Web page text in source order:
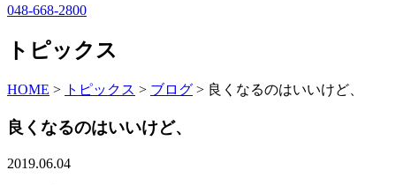
048-668-2800
トピックス
HOME > トピックス > ブログ > 良くなるのはいいけど、
良くなるのはいいけど、
2019.06.04